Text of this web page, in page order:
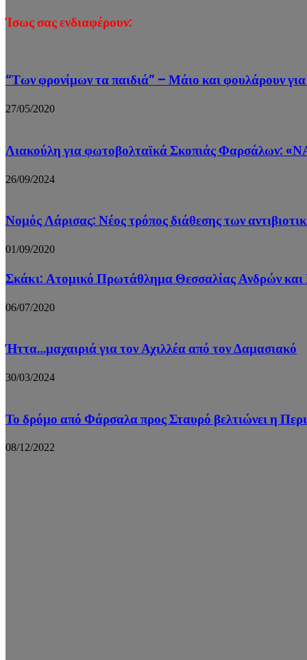
Ίσως σας ενδιαφέρουν:
“Των φρονίμων τα παιδιά” – Μάιο και φουλάρουν
27/05/2020
Λιακούλη για φωτοβολταϊκά Σκοπιάς Φαρσάλων:
26/09/2024
Νομός Λάρισας: Νέος τρόπος διάθεσης των
01/09/2020
Σκάκι: Ατομικό Πρωτάθλημα Θεσσαλίας Ανδρών
06/07/2020
Ήττα…μαχαιριά για τον Αχιλλέα από τον Δαμασιακό
30/03/2024
Το δρόμο από Φάρσαλα προς Σταυρό βελτιώνει η
08/12/2022